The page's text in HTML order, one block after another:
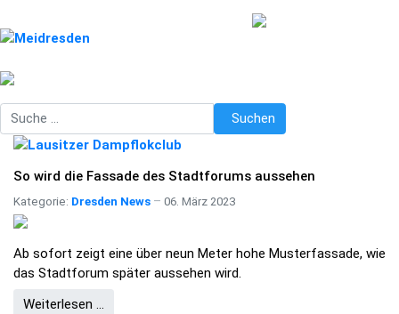
Suchen Suchen
So wird die Fassade des Stadtforums aussehen
Kategorie: Dresden News 06. März 2023
Ab sofort zeigt eine über neun Meter hohe Musterfassade, wie
das Stadtforum später aussehen wird.
Weiterlesen …